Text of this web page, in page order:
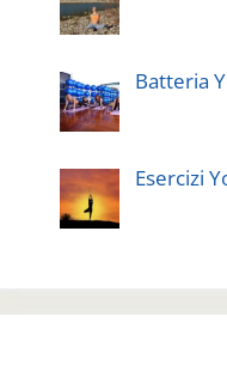
Batteria
Esercizi